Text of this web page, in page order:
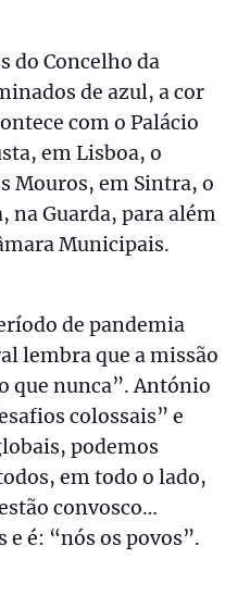
do Concelho da
de azul, a cor
com o Palácio
em Lisboa, o
Mouros, em Sintra, o
na Guarda, para além
Municipais.
de pandemia
lembra que a missão
que nunca”. António
colossais” e
podemos
em todo o lado,
convosco…
é: “nós os povos”.